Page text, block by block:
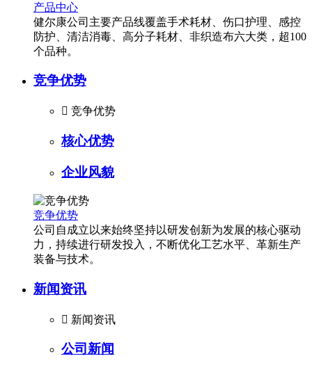
产品中心
健尔康公司主要产品线覆盖手术耗材、伤口护理、感控
防护、清洁消毒、高分子耗材、非织造布六大类，超100
个品种。
竞争优势
 竞争优势
核心优势
企业风貌
竞争优势
公司自成立以来始终坚持以研发创新为发展的核心驱动
力，持续进行研发投入，不断优化工艺水平、革新生产
装备与技术。
新闻资讯
 新闻资讯
公司新闻